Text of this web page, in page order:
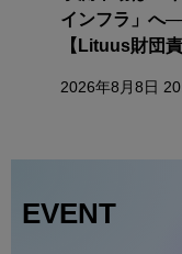
インフラ」へ
【Lituus財団
2026年8月8日
EVENT